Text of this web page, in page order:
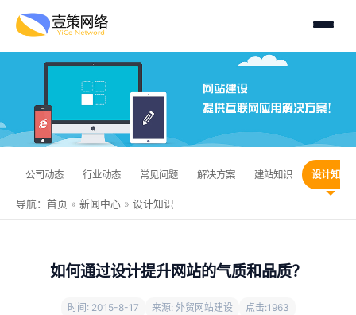
公司动态 行业动态 常见问题 解决方案 建站知识 设计知识
导航： 首页 » 新闻中心 » 设计知识
如何通过设计提升网站的气质和品质？
时间: 2015-8-17 来源: 外贸网站建设 点击:1963